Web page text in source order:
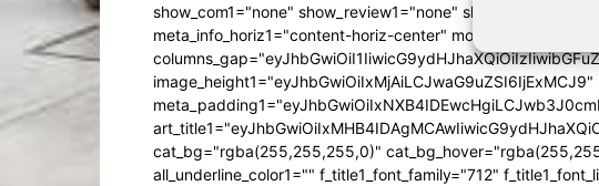
show_com1="none" show_review1="none"
meta_info_horiz1="content-horiz-center"
image_height1="eyJhbGwiOiIxMjAiLCJwaG9uZSI6IjExMCJ9"
cat_bg="rgba(255,255,255,0)"
all_underline_color1="" f_title1_font_family="712"